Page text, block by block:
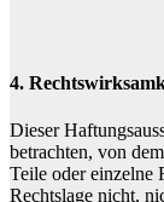
4.
Dieser
betrachten, von
Teile oder einzelne
Rechtslage nicht,